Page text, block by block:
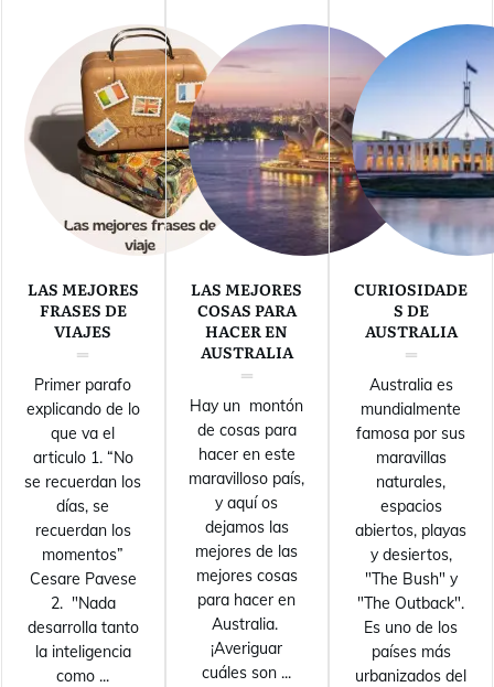
LAS MEJORES
FRASES DE
VIAJES
Primer parafo
explicando de lo
que va el
articulo 1. “No
se recuerdan los
días, se
recuerdan los
momentos”
Cesare Pavese
2. "Nada
desarrolla tanto
la inteligencia
como ...
LAS MEJORES
COSAS PARA
HACER EN
AUSTRALIA
Hay un montón
de cosas para
hacer en este
maravilloso país,
y aquí os
dejamos las
mejores de las
mejores cosas
para hacer en
Australia.
¡Averiguar
cuáles son ...
CURIOSIDADE
S DE
AUSTRALIA
Australia es
mundialmente
famosa por sus
maravillas
naturales,
espacios
abiertos, playas
y desiertos,
"The Bush" y
"The Outback".
Es uno de los
países más
urbanizados del